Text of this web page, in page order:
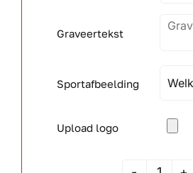
Graveertekst
Sportafbeelding
Upload logo